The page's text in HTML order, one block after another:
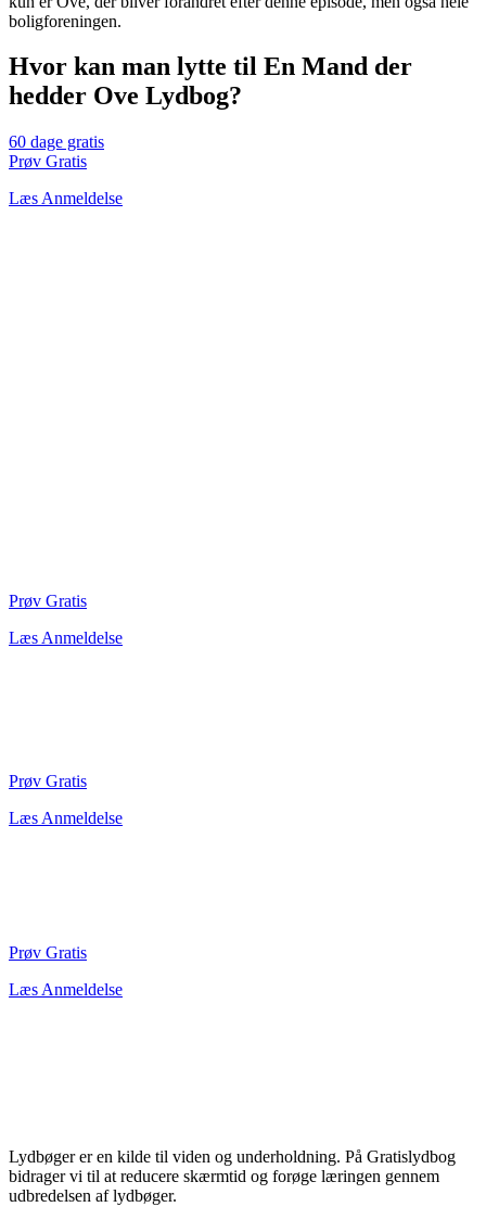
boligforeningen.
Hvor kan man lytte til En Mand der
hedder Ove Lydbog?
60 dage gratis
Prøv Gratis
Læs Anmeldelse
Prøv Gratis
Læs Anmeldelse
Prøv Gratis
Læs Anmeldelse
Prøv Gratis
Læs Anmeldelse
Lydbøger er en kilde til viden og underholdning. På Gratislydbog
bidrager vi til at reducere skærmtid og forøge læringen gennem
udbredelsen af lydbøger.